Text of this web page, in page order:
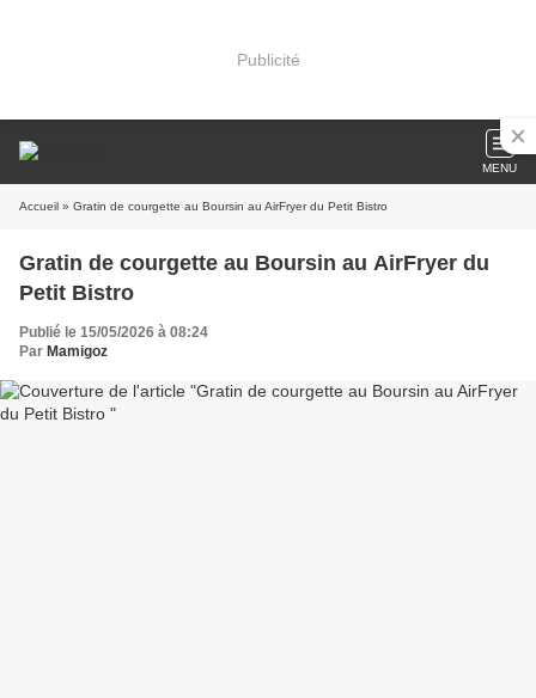
Publicité
MENU
Accueil » Gratin de courgette au Boursin au AirFryer du Petit Bistro
Gratin de courgette au Boursin au AirFryer du
Petit Bistro
Publié le 15/05/2026 à 08:24
Par Mamigoz